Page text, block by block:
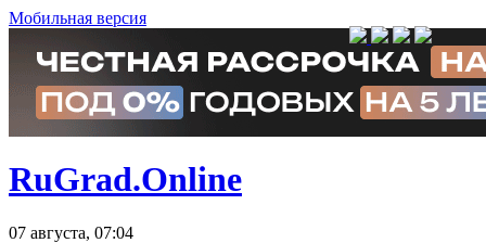
Мобильная версия
RuGrad.Online
07 августа, 07:04